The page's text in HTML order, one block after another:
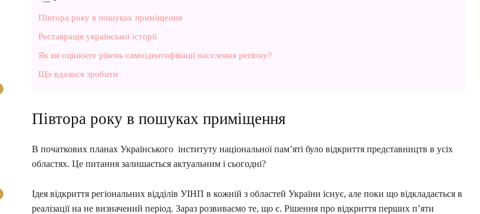
Півтора року в пошуках приміщення
Реставрація української історії
Як ви оцінюєте рівень самоідентифікації населення регіону?
Що вдалося зробити
Півтора року в пошуках приміщення
В початкових планах Українського інституту національної пам’яті було відкриття представництв в усіх
областях. Це питання залишається актуальним і сьогодні?
Ідея відкриття регіональних відділів УІНП в кожній з областей України існує, але поки що відкладається в
реалізації на не визначений період. Зараз розвиваємо те, що є. Рішення про відкриття перших п’яти